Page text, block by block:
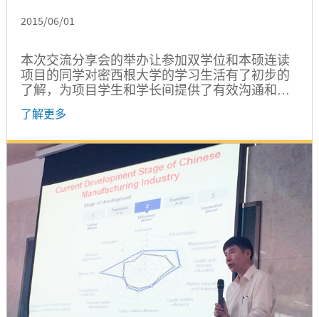
2015/06/01
本次交流分享会的举办让参加双学位和本硕连读
项目的同学对密西根大学的学习生活有了初步的
了解，为项目学生和学长间提供了有效沟通和联
系的平台，帮助项目学生更好地适应即将赴美的
生活。
了解更多